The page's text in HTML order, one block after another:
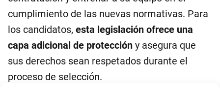
cumplimiento de las nuevas normativas. Para
los candidatos, esta legislación ofrece una
capa adicional de protección y asegura que
sus derechos sean respetados durante el
proceso de selección.